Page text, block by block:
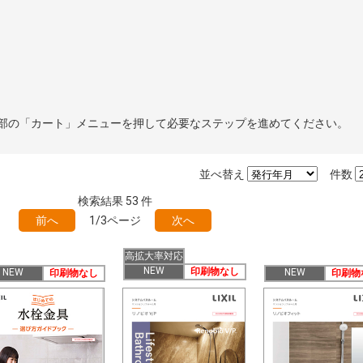
「カート」メニューを押して必要なステップを進めてください。
件数
並べ替え
検索結果 53 件
前へ
1/3ページ 次へ
NEW 印刷物なし
高拡大率対応
NEW
印刷物なし NEW 印刷物